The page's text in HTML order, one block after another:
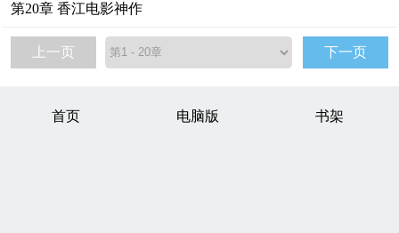
第20章 香江电影神作
上一页 下一页
首页 电脑版 书架